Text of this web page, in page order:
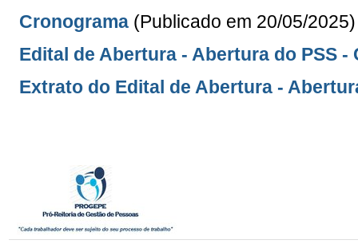
Cronograma (Publicado em 20/05/2025)
Edital de Abertura - Abertura do PSS -
Extrato do Edital de Abertura -